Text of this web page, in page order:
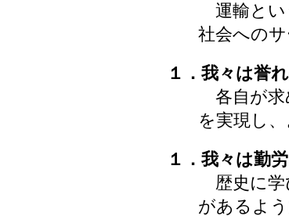
運輸とい
社会へのサ
１．我々は誉
各自が求
を実現し
１．我々は勤
歴史に学
があるよ